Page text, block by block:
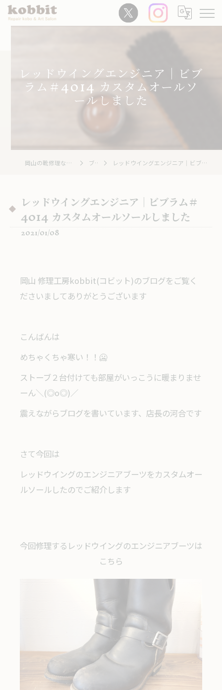
レッドウイングエンジニア｜ビブ
ラム＃4014 カスタムオールソ
ールしました
岡山の靴修理ならRepair Kobo kobbit ブログ レッドウイングエンジニア｜ビブラム＃4014 カスタムオールソールしました
レッドウイングエンジニア｜ビブラム＃
4014 カスタムオールソールしました
2021/01/08
岡山 修理工房kobbit(コビット)のブログをご覧く
ださいましてありがとうございます
こんばんは
めちゃくちゃ寒い！！🥶
ストーブ２台付けても部屋がいっこうに暖まりませ
ーん＼(◎o◎)／
震えながらブログを書いています、店長の河合です
さて今回は
レッドウイングのエンジニアブーツをカスタムオー
ルソールしたのでご紹介します
今回修理するレッドウイングのエンジニアブーツは
こちら